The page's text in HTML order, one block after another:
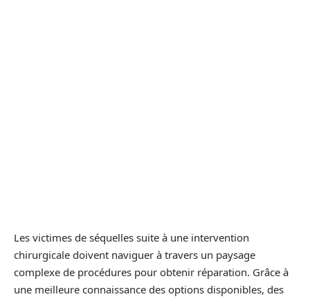
Les victimes de séquelles suite à une intervention
chirurgicale doivent naviguer à travers un paysage
complexe de procédures pour obtenir réparation. Grâce à
une meilleure connaissance des options disponibles, des